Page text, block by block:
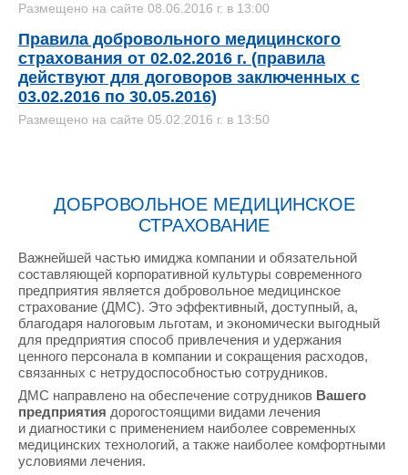
Размещено на сайте 08.06.2016 г. в 13:00
Правила добровольного медицинского
страхования от 02.02.2016 г. (правила
действуют для договоров заключенных с
03.02.2016 по 30.05.2016)
Размещено на сайте 05.02.2016 г. в 13:50
ДОБРОВОЛЬНОЕ МЕДИЦИНСКОЕ
СТРАХОВАНИЕ
Важнейшей частью имиджа компании и обязательной
составляющей корпоративной культуры современного
предприятия является добровольное медицинское
страхование (ДМС). Это эффективный, доступный, а,
благодаря налоговым льготам, и экономически выгодный
для предприятия способ привлечения и удержания
ценного персонала в компании и сокращения расходов,
связанных с нетрудоспособностью сотрудников.
ДМС направлено на обеспечение сотрудников Вашего
предприятия дорогостоящими видами лечения
и диагностики с применением наиболее современных
медицинских технологий, а также наиболее комфортными
условиями лечения.